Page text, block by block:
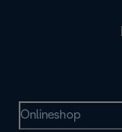
Onlineshop